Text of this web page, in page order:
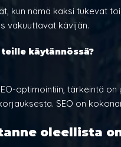
kun nämä kaksi tukevat
vakuuttavat kävijän.
käytännössä?
optimointiin, tärkeintä
SEO on
oleellista